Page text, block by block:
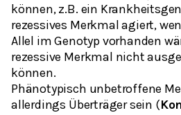
können, z.B. ein
rezessives Merkmal agiert,
Allel im Genotyp vorhanden
rezessive Merkmal nicht
können.
Phänotypisch unbetroffene
allerdings Überträger sein (